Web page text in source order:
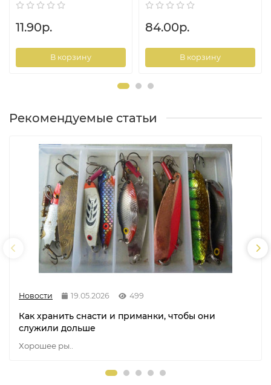
11.90р.
В корзину
84.00р.
В корзину
Рекомендуемые статьи
Новости 19.05.2026 499
Как хранить снасти и приманки, чтобы они
служили дольше
Хорошее ры..